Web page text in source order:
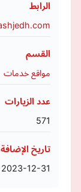
الرابط
القسم
مواقع خدمات
عدد الزيارات
571
تاريخ الإضافة
2023-12-31